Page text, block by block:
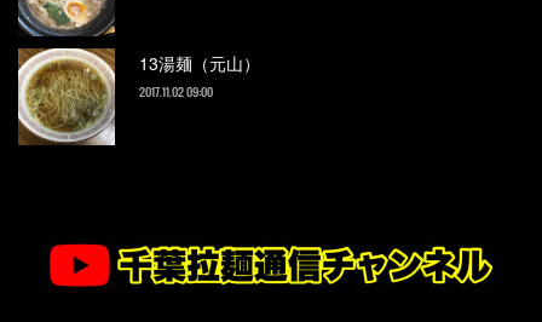
13湯麺（元山）
2017.11.02 09:00